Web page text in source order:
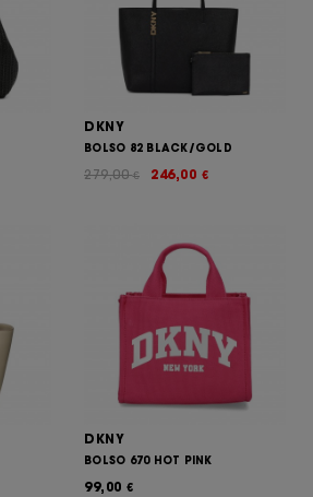
DKNY
BOLSO 82 BLACK/GOLD
246,00 €
279,00€
DKNY
BOLSO 670 HOT PINK
99,00 €